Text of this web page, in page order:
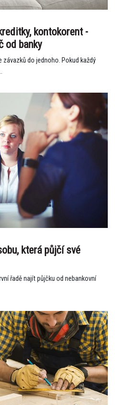
kontokorent -
od banky
do jednoho. Pokud každý
která půjčí své
řadě najít půjčku od nebankovní